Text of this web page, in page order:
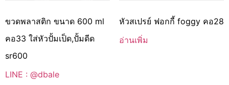
ขวดพลาสติก ขนาด 600 ml
คอ33 ใส่หัวปั้มเป็ด,ปั้มดีด
sr600
LINE : @dbale
หัวสเปรย์ ฟอกกี้ foggy คอ28
อ่านเพิ่ม